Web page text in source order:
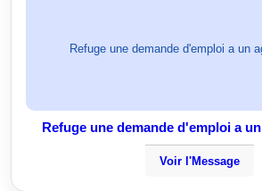
Refuge une demande d'emploi a un
Refuge une demande d'emploi a
Voir l'Message